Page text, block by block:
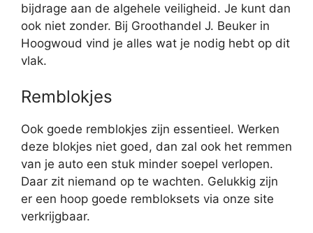
bijdrage aan de algehele veiligheid. Je kunt dan
ook niet zonder. Bij Groothandel J. Beuker in
Hoogwoud vind je alles wat je nodig hebt op dit
vlak.
Remblokjes
Ook goede remblokjes zijn essentieel. Werken
deze blokjes niet goed, dan zal ook het remmen
van je auto een stuk minder soepel verlopen.
Daar zit niemand op te wachten. Gelukkig zijn
er een hoop goede rembloksets via onze site
verkrijgbaar.